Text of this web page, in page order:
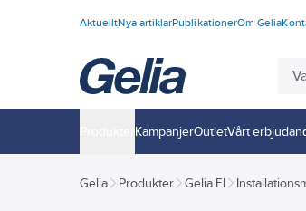
AktuelltNya artiklarPublikationerOm Gelia
KampanjerOutletVårt
Gelia Produkter Gelia El